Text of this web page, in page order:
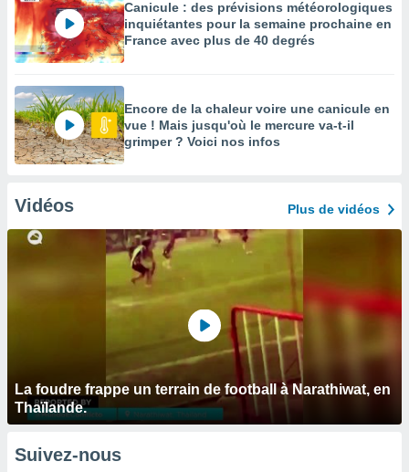
Canicule : des prévisions météorologiques
inquiétantes pour la semaine prochaine en
France avec plus de 40 degrés
Encore de la chaleur voire une canicule en
vue ! Mais jusqu'où le mercure va-t-il
grimper ? Voici nos infos
Vidéos Plus de vidéos
La foudre frappe un terrain de football à Narathiwat, en
Thaïlande.
Suivez-nous